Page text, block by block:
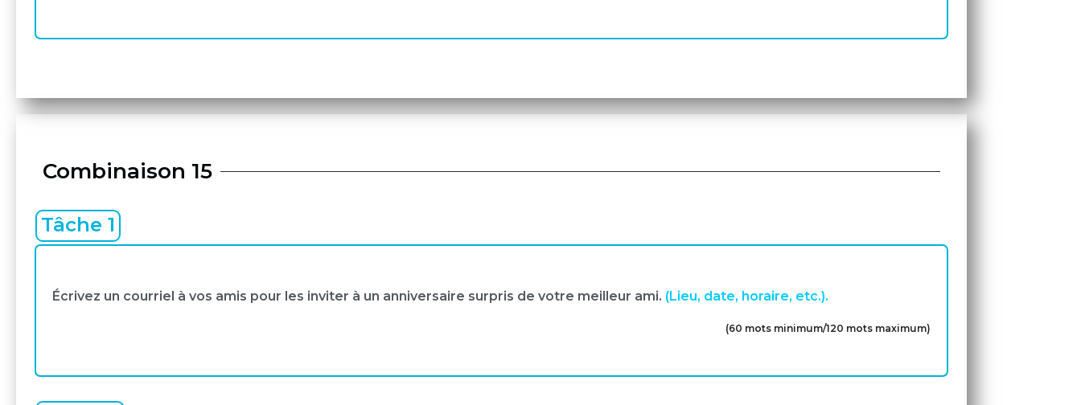
Combinaison 15
Tâche 1
Écrivez un courriel à vos amis pour les inviter à un anniversaire surpris de votre meilleur ami. (Lieu, date, horaire, etc.).
(60 mots minimum/120 mots maximum)